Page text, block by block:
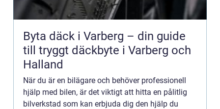
Byta däck i Varberg – din guide
till tryggt däckbyte i Varberg och
Halland
När du är en bilägare och behöver professionell
hjälp med bilen, är det viktigt att hitta en pålitlig
bilverkstad som kan erbjuda dig den hjälp du